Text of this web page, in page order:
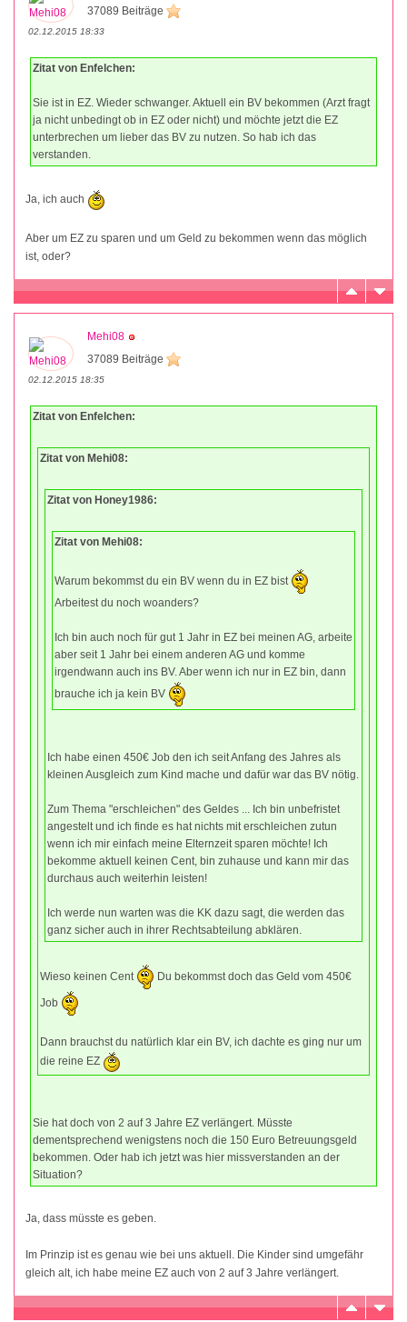
37089 Beiträge
02.12.2015 18:33
Zitat von Enfelchen:
Sie ist in EZ. Wieder schwanger. Aktuell ein BV bekommen (Arzt fragt
ja nicht unbedingt ob in EZ oder nicht) und möchte jetzt die EZ
unterbrechen um lieber das BV zu nutzen. So hab ich das
verstanden.
Ja, ich auch
Aber um EZ zu sparen und um Geld zu bekommen wenn das möglich
ist, oder?
Mehi08
37089 Beiträge
02.12.2015 18:35
Zitat von Enfelchen:
Zitat von Mehi08:
Zitat von Honey1986:
Zitat von Mehi08:
Warum bekommst du ein BV wenn du in EZ bist
Arbeitest du noch woanders?
Ich bin auch noch für gut 1 Jahr in EZ bei meinen AG, arbeite
aber seit 1 Jahr bei einem anderen AG und komme
irgendwann auch ins BV. Aber wenn ich nur in EZ bin, dann
brauche ich ja kein BV
Ich habe einen 450€ Job den ich seit Anfang des Jahres als
kleinen Ausgleich zum Kind mache und dafür war das BV nötig.
Zum Thema "erschleichen" des Geldes ... Ich bin unbefristet
angestelt und ich finde es hat nichts mit erschleichen zutun
wenn ich mir einfach meine Elternzeit sparen möchte! Ich
bekomme aktuell keinen Cent, bin zuhause und kann mir das
durchaus auch weiterhin leisten!
Ich werde nun warten was die KK dazu sagt, die werden das
ganz sicher auch in ihrer Rechtsabteilung abklären.
Wieso keinen Cent Du bekommst doch das Geld vom 450€
Job
Dann brauchst du natürlich klar ein BV, ich dachte es ging nur um
die reine EZ
Sie hat doch von 2 auf 3 Jahre EZ verlängert. Müsste
dementsprechend wenigstens noch die 150 Euro Betreuungsgeld
bekommen. Oder hab ich jetzt was hier missverstanden an der
Situation?
Ja, dass müsste es geben.
Im Prinzip ist es genau wie bei uns aktuell. Die Kinder sind umgefähr
gleich alt, ich habe meine EZ auch von 2 auf 3 Jahre verlängert.